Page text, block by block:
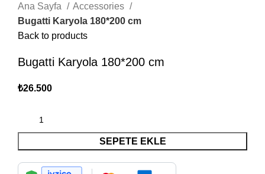
Ana Sayfa
Accessories
Bugatti Karyola 180*200 cm
Back to products
Bugatti Karyola 180*200 cm
₺26.500
SEPETE EKLE